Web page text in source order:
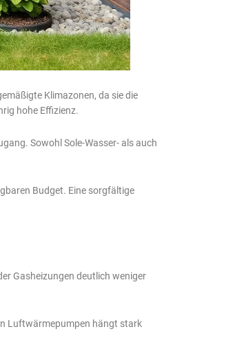
Klimazonen, da sie die
hohe Effizienz.
Sowohl Sole-Wasser- als auch
Budget. Eine sorgfältige
Gasheizungen deutlich weniger
Luftwärmepumpen hängt stark